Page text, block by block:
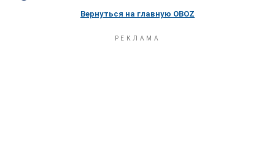
Вернуться на главную OBOZ